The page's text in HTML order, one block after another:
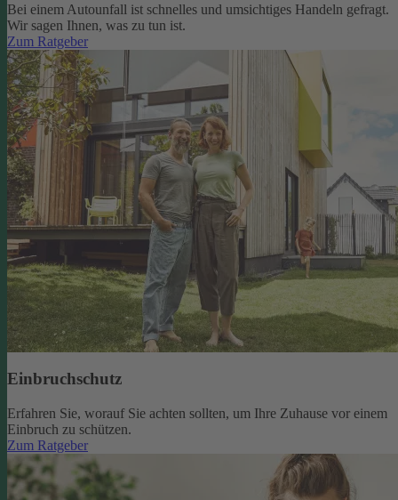
Bei einem Autounfall ist schnelles und umsichtiges Handeln gefragt.
Wir sagen Ihnen, was zu tun ist.
Zum Ratgeber
Einbruchschutz
Erfahren Sie, worauf Sie achten sollten, um Ihre Zuhause vor einem
Einbruch zu schützen.
Zum Ratgeber